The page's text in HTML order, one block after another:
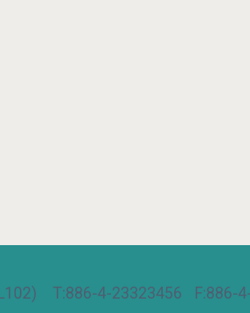
T:886-4-23323456 F:886-